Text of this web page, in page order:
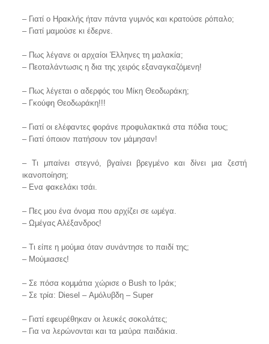
– Γιατί ο Ηρακλής ήταν πάντα γυμνός και κρατούσε ρόπαλο;
– Γιατί μαμούσε κι έδερνε.
– Πως λέγανε οι αρχαίοι Έλληνες τη μαλακία;
– Πεοταλάντωσις η δια της χειρός εξαναγκαζόμενη!
– Πως λέγεται ο αδερφός του Μίκη Θεοδωράκη;
– Γκούφη Θεοδωράκη!!!
– Γιατί οι ελέφαντες φοράνε προφυλακτικά στα πόδια τους;
– Γιατί όποιον πατήσουν τον μάμησαν!
– Τι μπαίνει στεγνό, βγαίνει βρεγμένο και δίνει μια ζεστή
ικανοποίηση;
– Ενα φακελάκι τσάι.
– Πες μου ένα όνομα που αρχίζει σε ωμέγα.
– Ωμέγας Αλέξανδρος!
– Τι είπε η μούμια όταν συνάντησε το παιδί της;
– Μούμιασες!
– Σε πόσα κομμάτια χώρισε ο Βush το Ιράκ;
– Σε τρία: Diesel – Αμόλυβδη – Super
– Γιατί εφευρέθηκαν οι λευκές σοκολάτες;
– Για να λερώνονται και τα μαύρα παιδάκια.